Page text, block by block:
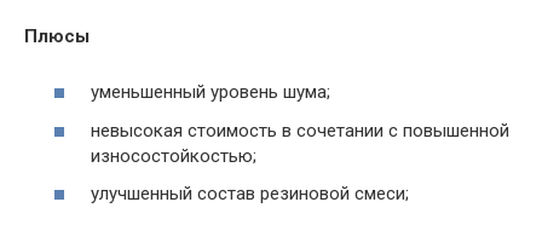
Плюсы
уменьшенный уровень шума;
невысокая стоимость в сочетании с повышенной
износостойкостью;
улучшенный состав резиновой смеси;